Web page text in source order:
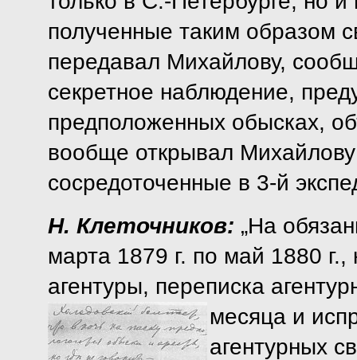
полученные таким образом
передавал Михайлову,
секретное наблюдение,
предположенных обысках,
вообще открывал
сосредоточенные в 3-й
Н. Клеточников: „На
марта 1879 г. по май 1880 г.,
агентуры, переписка
месяца и
агентурных